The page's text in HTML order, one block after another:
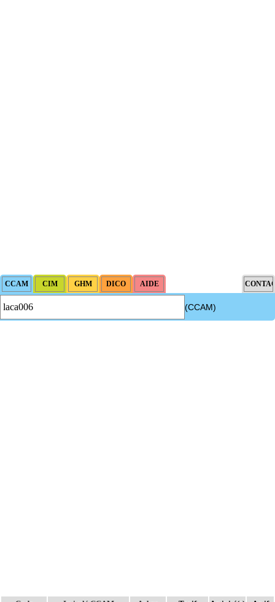
(CCAM)